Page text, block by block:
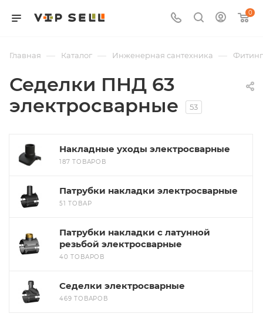
0
Главная — Каталог — Инженерная сантехника —
Седелки ПНД 63
электросварные
53
Накладные уходы электросварные
187 ТОВАРОВ
Патрубки накладки электросварные
51 ТОВАР
Патрубки накладки с латунной
резьбой электросварные
40 ТОВАРОВ
Седелки электросварные
469 ТОВАРОВ